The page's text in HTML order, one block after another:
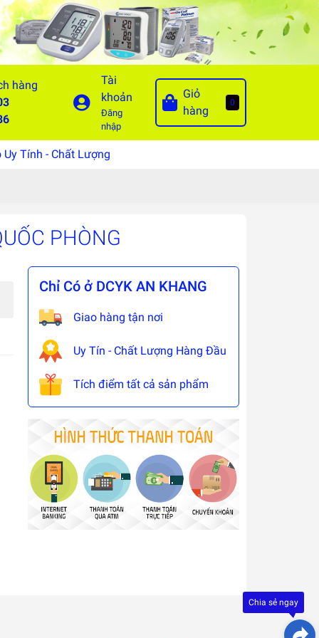
hàng
Tài
khoản
Đăng
nhập
Giỏ
hàng
0
Tính - Chất Lượng
PHÒNG
Chỉ Có ở DCYK AN KHANG
Giao hàng tận nơi
Uy Tín - Chất Lượng Hàng Đầu
Tích điểm tất cả sản phẩm
trải
nghiệm
phát
triển
Chia sẻ ngay